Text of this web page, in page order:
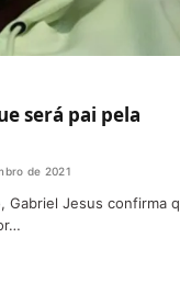
será pai pela
de 2021
Gabriel Jesus confirma